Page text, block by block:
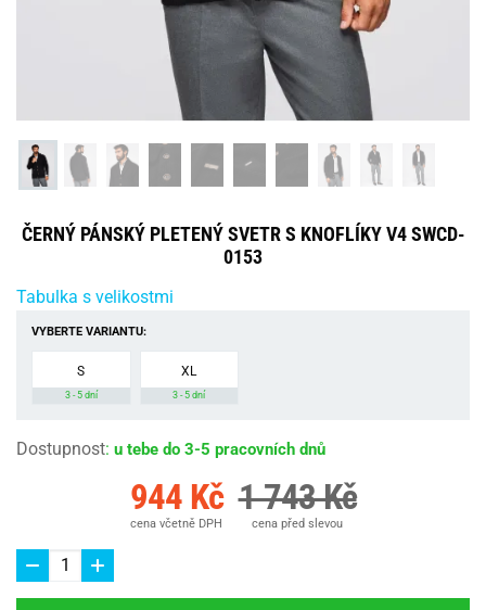
ČERNÝ PÁNSKÝ PLETENÝ SVETR S KNOFLÍKY V4 SWCD-
0153
Tabulka s velikostmi
VYBERTE VARIANTU:
S
3 - 5 dní
XL
3 - 5 dní
Dostupnost: u tebe do 3-5 pracovních dnů
944 Kč
cena včetně DPH
1 743 Kč
cena před slevou